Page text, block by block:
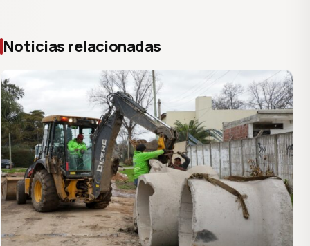
Noticias relacionadas